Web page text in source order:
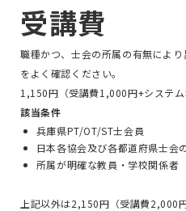
受講費
職種かつ、士会の所属の有無によ
をよく確認ください。
1,150円（受講費1,000円+システム
該当条件
兵庫県PT/OT/ST士会員
日本各協会及び各都道府県士会
所属が明確な教員・学校関係者
上記以外は2,150円（受講費2,000